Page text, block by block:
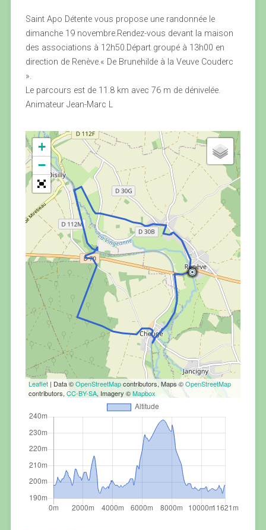
Saint Apo Détente vous propose une randonnée le
dimanche 19 novembre.Rendez-vous devant la maison
des associations à 12h50.Départ groupé à 13h00 en
direction de Renève.« De Brunehilde à la Veuve Couderc
».
Le parcours est de 11.8 km avec 76 m de dénivelée.
Animateur Jean-Marc L
+
−
Leaflet| Data ©OpenStreetMapcontributors, Maps ©OpenStreetMap
contributors, CC-BY-SA, Imagery ©Mapbox